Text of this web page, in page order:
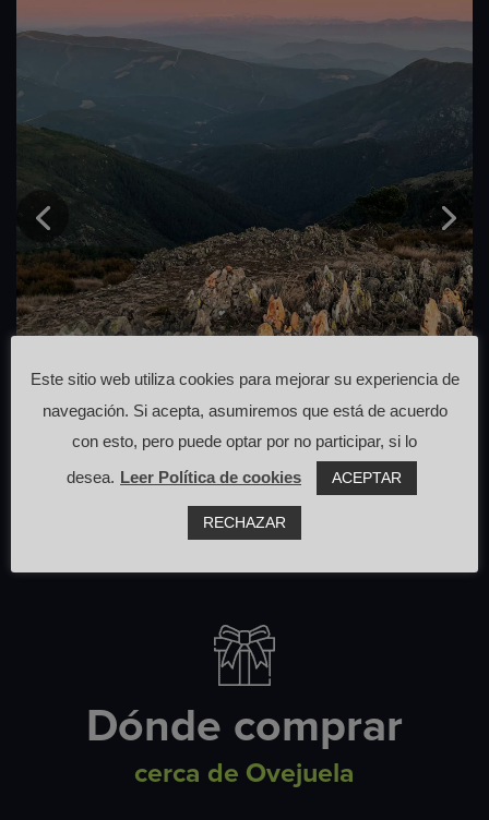
La Bolla
Dónde comprar
cerca de Ovejuela
Este sitio web utiliza cookies para mejorar su experiencia de
navegación. Si acepta, asumiremos que está de acuerdo
con esto, pero puede optar por no participar, si lo
desea. Leer Política de cookies ACEPTAR
RECHAZAR